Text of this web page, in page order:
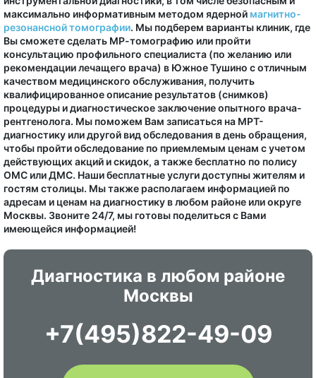
максимально информативным методом ядерной магнитно-
резонансной томографии. Мы подберем варианты клиник, где
Вы сможете сделать МР-томографию или пройти
консультацию профильного специалиста (по желанию или
рекомендации лечащего врача) в Южное Тушино с отличным
качеством медицинского обслуживания, получить
квалифицированное описание результатов (снимков)
процедуры и диагностическое заключение опытного врача-
рентгенолога. Мы поможем Вам записаться на МРТ-
диагностику или другой вид обследования в день обращения,
чтобы пройти обследование по приемлемым ценам с учетом
действующих акций и скидок, а также бесплатно по полису
ОМС или ДМС. Наши бесплатные услуги доступны жителям и
гостям столицы. Мы также располагаем информацией по
адресам и ценам на диагностику в любом районе или округе
Москвы. Звоните 24/7, мы готовы поделиться с Вами
имеющейся информацией!
Диагностика в любом районе
Москвы
+7(495)822-49-09